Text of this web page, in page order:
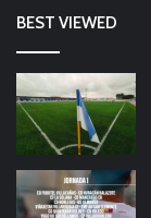
BEST VIEWED